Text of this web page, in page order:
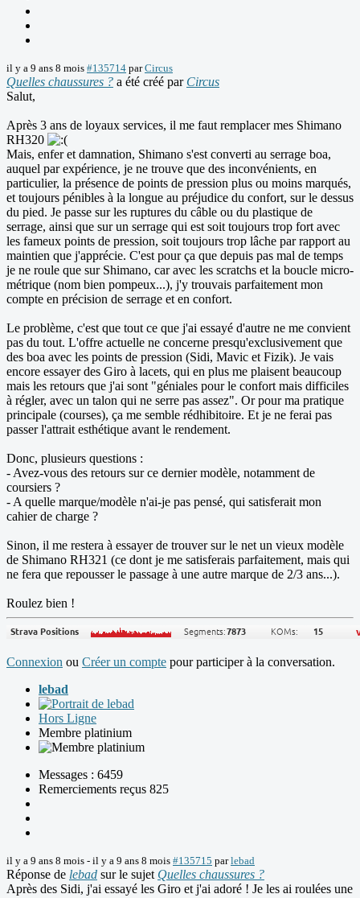
il y a 9 ans 8 mois #135714 parCircus
Quelles chaussures ? a été créé par Circus
Salut,
Après 3 ans de loyaux services, il me faut remplacer mes Shimano
RH320
Mais, enfer et damnation, Shimano s'est converti au serrage boa,
auquel par expérience, je ne trouve que des inconvénients, en
particulier, la présence de points de pression plus ou moins marqués,
et toujours pénibles à la longue au préjudice du confort, sur le dessus
du pied. Je passe sur les ruptures du câble ou du plastique de
serrage, ainsi que sur un serrage qui est soit toujours trop fort avec
les fameux points de pression, soit toujours trop lâche par rapport au
maintien que j'apprécie. C'est pour ça que depuis pas mal de temps
je ne roule que sur Shimano, car avec les scratchs et la boucle micro-
métrique (nom bien pompeux...), j'y trouvais parfaitement mon
compte en précision de serrage et en confort.
Le problème, c'est que tout ce que j'ai essayé d'autre ne me convient
pas du tout. L'offre actuelle ne concerne presqu'exclusivement que
des boa avec les points de pression (Sidi, Mavic et Fizik). Je vais
encore essayer des Giro à lacets, qui en plus me plaisent beaucoup
mais les retours que j'ai sont "géniales pour le confort mais difficiles
à régler, avec un talon qui ne serre pas assez". Or pour ma pratique
principale (courses), ça me semble rédhibitoire. Et je ne ferai pas
passer l'attrait esthétique avant le rendement.
Donc, plusieurs questions :
- Avez-vous des retours sur ce dernier modèle, notamment de
coursiers ?
- A quelle marque/modèle n'ai-je pas pensé, qui satisferait mon
cahier de charge ?
Sinon, il me restera à essayer de trouver sur le net un vieux modèle
de Shimano RH321 (ce dont je me satisferais parfaitement, mais qui
ne fera que repousser le passage à une autre marque de 2/3 ans...).
Roulez bien !
Connexion ou Créer un compte pour participer à la conversation.
lebad
Hors Ligne
Membre platinium
Messages : 6459
Remerciements reçus 825
il y a 9 ans 8 mois - il y a 9 ans 8 mois #135715 parlebad
Réponse de lebad sur le sujet Quelles chaussures ?
Après des Sidi, j'ai essayé les Giro et j'ai adoré ! Je les ai roulées une